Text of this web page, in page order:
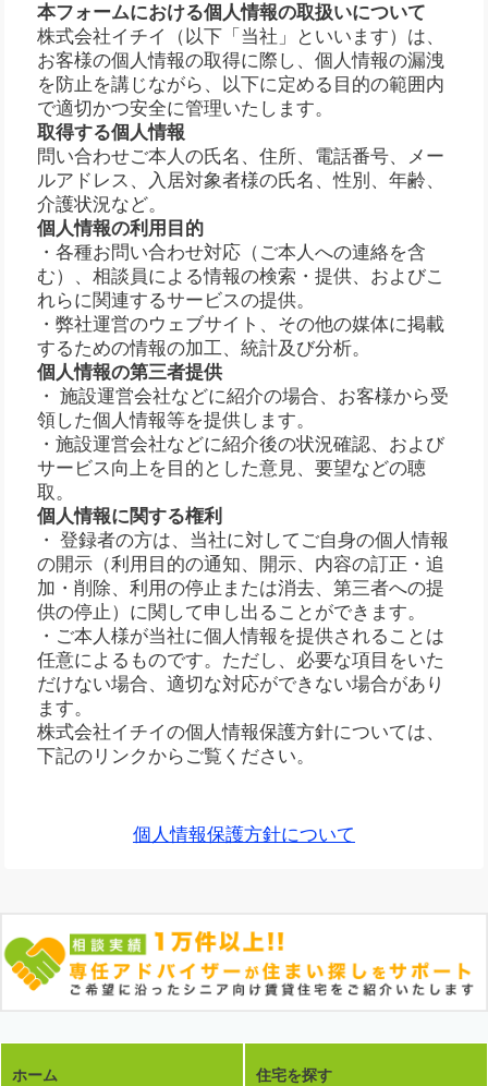
本フォームにおける個人情報の取扱いについて
株式会社イチイ（以下「当社」といいます）は、
お客様の個人情報の取得に際し、個人情報の漏洩
を防止を講じながら、以下に定める目的の範囲内
で適切かつ安全に管理いたします。
取得する個人情報
問い合わせご本人の氏名、住所、電話番号、メー
ルアドレス、入居対象者様の氏名、性別、年齢、
介護状況など。
個人情報の利用目的
・各種お問い合わせ対応（ご本人への連絡を含
む）、相談員による情報の検索・提供、およびこ
れらに関連するサービスの提供。
・弊社運営のウェブサイト、その他の媒体に掲載
するための情報の加工、統計及び分析。
個人情報の第三者提供
・ 施設運営会社などに紹介の場合、お客様から受
領した個人情報等を提供します。
・施設運営会社などに紹介後の状況確認、および
サービス向上を目的とした意見、要望などの聴
取。
個人情報に関する権利
・ 登録者の方は、当社に対してご自身の個人情報
の開示（利用目的の通知、開示、内容の訂正・追
加・削除、利用の停止または消去、第三者への提
供の停止）に関して申し出ることができます。
・ご本人様が当社に個人情報を提供されることは
任意によるものです。ただし、必要な項目をいた
だけない場合、適切な対応ができない場合があり
ます。
株式会社イチイの個人情報保護方針については、
下記のリンクからご覧ください。
個人情報保護方針について
ホーム 住宅を探す